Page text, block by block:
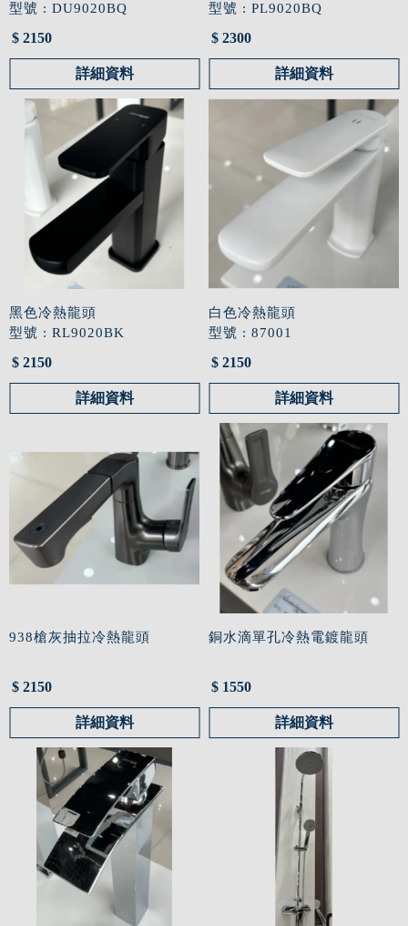
型號 : DU9020BQ
$ 2150
詳細資料
型號 : PL9020BQ
$ 2300
詳細資料
黑色冷熱龍頭
型號 : RL9020BK
$ 2150
詳細資料
白色冷熱龍頭
型號 : 87001
$ 2150
詳細資料
938槍灰抽拉冷熱龍頭
$ 2150
詳細資料
銅水滴單孔冷熱電鍍龍頭
$ 1550
詳細資料